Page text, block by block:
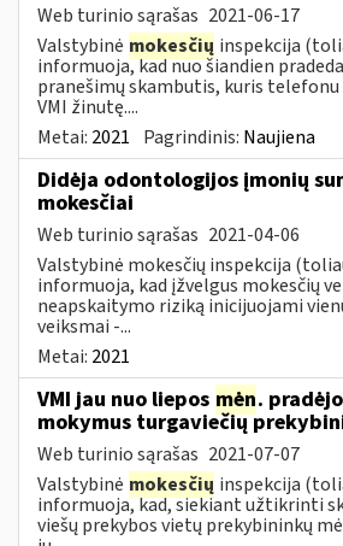
Web turinio sąrašas 2021-06-17
Valstybinė mokesčių inspekcija
informuoja, kad nuo šiandien
pranešimų skambutis, kuris
VMI žinutę....
Metai: 2021 Pagrindinis: Naujiena
Didėja odontologijos įmonių
mokesčiai
Web turinio sąrašas 2021-04-06
Valstybinė mokesčių inspekcija
informuoja, kad įžvelgus mokesčių
neapskaitymo riziką inicijuojami
veiksmai -...
Metai: 2021
VMI jau nuo liepos mėn.
mokymus turgaviečių
Web turinio sąrašas 2021-07-07
Valstybinė mokesčių inspekcija
informuoja, kad, siekiant užtikrinti
viešų prekybos vietų prekybininkų